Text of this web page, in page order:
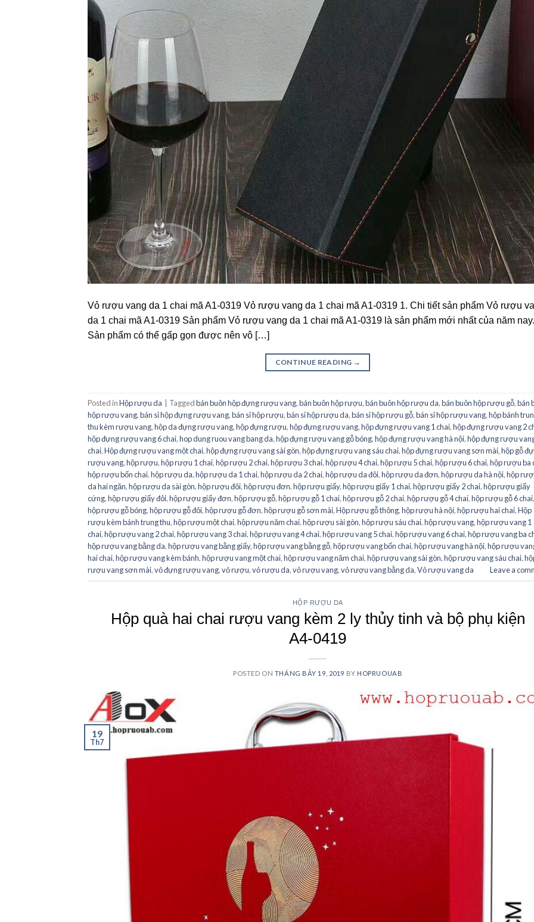
Vỏ rượu vang da 1 chai mã A1-0319 Vỏ rượu vang da 1 chai mã A1-0319 1. Chi tiết sản phẩm Vỏ rượu
da 1 chai mã A1-0319 Sản phẩm Vỏ rượu vang da 1 chai mã A1-0319 là sản phẩm mới nhất của năm nay.
Sản phẩm có thể gấp gọn được nên vô […]
CONTINUE READING →
Posted inHộp rượu da Taggedbán buôn hộp đựng rượu vang,bán buôn hộp rượu,bán buôn hộp rượu da,bán buôn hộp rượu gỗ,bán
hộp rượu vang,bán sỉ hộp đựng rượu vang,bán sỉ hộp rượu,bán sỉ hộp rượu da,bán sỉ hộp rượu gỗ,bán sỉ hộp rượu vang,hộp bánh
thu kèm rượu vang,hộp da đựng rượu vang,hộp đựng rượu,hộp đựng rượu vang,hộp đựng rượu vang 1 chai,hộp đựng rượu vang 2
hộp đựng rượu vang 6 chai,hop dung ruou vang bang da,hộp đựng rượu vang gỗ bóng,hộp đựng rượu vang hà nội,hộp đựng rượu
chai,Hộp đựng rượu vang một chai,hộp đựng rượu vang sài gòn,hộp đựng rượu vang sáu chai,hộp đựng rượu vang sơn mài,hộp gỗ
rượu vang,hộp rượu,hộp rượu 1 chai,hộp rượu 2 chai,hộp rượu 3 chai,hộp rượu 4 chai,hộp rượu 5 chai,hộp rượu 6 chai,hộp rượu ba
hộp rượu bốn chai,hộp rượu da,hộp rượu da 1 chai,hộp rượu da 2 chai,hộp rượu da đôi,hộp rượu da đơn,hộp rượu da hà nội,hộp
da hai ngăn,hộp rượu da sài gòn,hộp rượu đôi,hộp rượu đơn,hộp rượu giấy,hộp rượu giấy 1 chai,hộp rượu giấy 2 chai,hộp rượu giấy
cứng,hộp rượu giấy đôi,hộp rượu giấy đơn,hộp rượu gỗ,hộp rượu gỗ 1 chai,hộp rượu gỗ 2 chai,hộp rượu gỗ 4 chai,hộp rượu gỗ 6 chai,
hộp rượu gỗ bóng,hộp rượu gỗ đôi,hộp rượu gỗ đơn,hộp rượu gỗ sơn mài,Hộp rượu gỗ thông,hộp rượu hà nội,hộp rượu hai chai,Hộp
rượu kèm bánh trung thu,hộp rượu một chai,hộp rượu năm chai,hộp rượu sài gòn,hộp rượu sáu chai,hộp rượu vang,hộp rượu vang 1
chai,hộp rượu vang 2 chai,hộp rượu vang 3 chai,hộp rượu vang 4 chai,hộp rượu vang 5 chai,hộp rượu vang 6 chai,hộp rượu vang ba
hộp rượu vang bằng da,hộp rượu vang bằng giấy,hộp rượu vang bằng gỗ,hộp rượu vang bốn chai,hộp rượu vang hà nội,hộp rượu
hai chai,hộp rượu vang kèm bánh,hộp rượu vang một chai,hộp rượu vang năm chai,hộp rượu vang sài gòn,hộp rượu vang sáu chai,
rượu vang sơn mài,vỏ đựng rượu vang,vỏ rượu,vỏ rượu da,vỏ rượu vang,vỏ rượu vang bằng da,Vỏ rượu vang da Leave a
HỘP RƯỢU DA
Hộp quà hai chai rượu vang kèm 2 ly thủy tinh và bộ phụ kiện
A4-0419
POSTED ON THÁNG BẢY 19, 2019 BY HOPRUOUAB
19
Th7